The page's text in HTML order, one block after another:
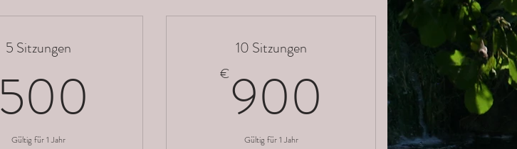
5 Sitzungen
500
Gültig für 1 Jahr
10 Sitzungen
€900 900€
Gültig für 1 Jahr